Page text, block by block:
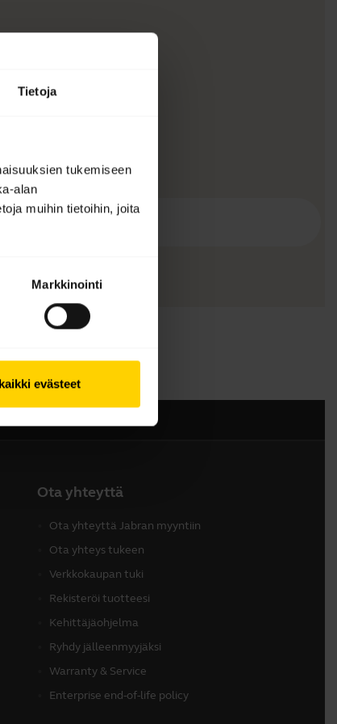
Tietoja
tukemiseen
alan
muihin tietoihin, joita
Markkinointi
evästeet
Ota yhteyttä
Ota yhteyttä Jabran myyntiin
Ota yhteys tukeen
Verkkokaupan tuki
Rekisteröi tuotteesi
Kehittäjäohjelma
Ryhdy jälleenmyyjäksi
Warranty & Service
Enterprise end-of-life policy